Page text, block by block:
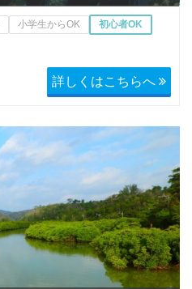
小学生からOK 初心者OK
詳しくはこちらへ